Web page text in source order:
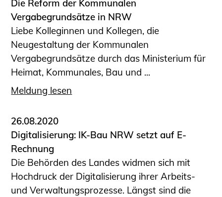
Die Reform der Kommunalen
Vergabegrundsätze in NRW
Liebe Kolleginnen und Kollegen, die
Neugestaltung der Kommunalen
Vergabegrundsätze durch das Ministerium für
Heimat, Kommunales, Bau und ...
Meldung lesen
26.08.2020
Digitalisierung: IK-Bau NRW setzt auf E-
Rechnung
Die Behörden des Landes widmen sich mit
Hochdruck der Digitalisierung ihrer Arbeits-
und Verwaltungsprozesse. Längst sind die